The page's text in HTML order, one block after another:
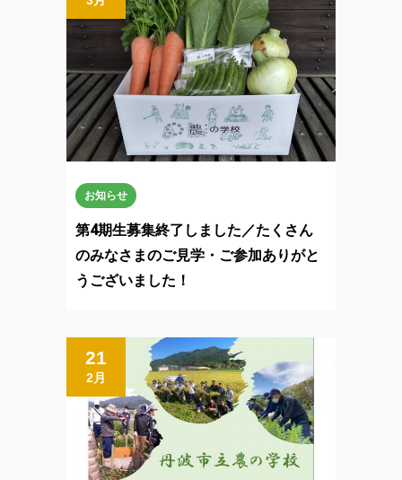
お知らせ
第4期生募集終了しました／たくさん
のみなさまのご見学・ご参加ありがと
うございました！
21
2月